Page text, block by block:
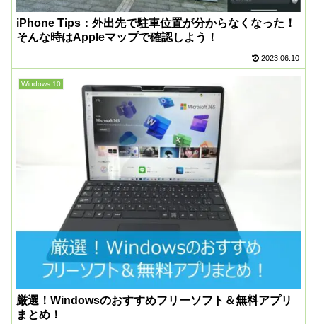
iPhone Tips：外出先で駐車位置が分からなくなった！
そんな時はAppleマップで確認しよう！
2023.06.10
Windows 10
厳選！Windowsのおすすめフリーソフト＆無料アプリ
まとめ！